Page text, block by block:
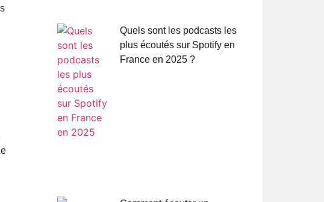
Quels sont les podcasts les
plus écoutés sur Spotify en
France en 2025 ?